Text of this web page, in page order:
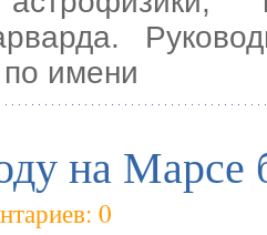
имени
на Марсе
0